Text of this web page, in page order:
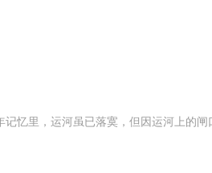
里，运河虽已落寞，但因运河上的闸